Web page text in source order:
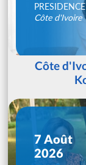
Côte d'Ivoire
Côte
7 Août
2026